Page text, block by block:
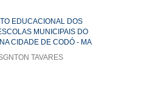
EDUCACIONAL DOS
MUNICIPAIS DO
CIDADE DE CODÓ - MA
TAVARES